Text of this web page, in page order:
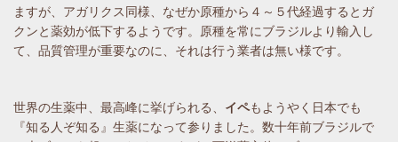
ますが、アガリクス同様、なぜか原種から４～５代経過するとガ
クンと薬効が低下するようです。原種を常にブラジルより輸入し
て、品質管理が重要なのに、それは行う業者は無い様です。
世界の生薬中、最高峰に挙げられる、 イペもようやく日本でも
『知る人ぞ知る』生薬になって参りました。数十年前ブラジルで